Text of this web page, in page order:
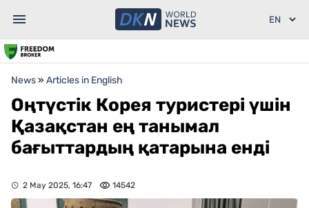
News» Articles in English
Оңтүстік Корея туристері үшін
Қазақстан ең танымал
бағыттардың қатарына енді
2 May 2025, 16:47 14542